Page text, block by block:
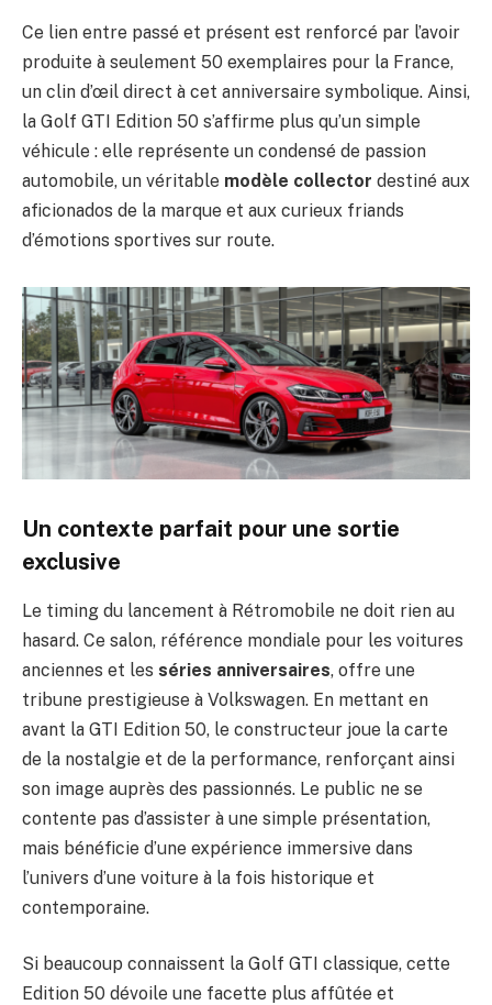
Ce lien entre passé et présent est renforcé par l’avoir
produite à seulement 50 exemplaires pour la France,
un clin d’œil direct à cet anniversaire symbolique. Ainsi,
la Golf GTI Edition 50 s’affirme plus qu’un simple
véhicule : elle représente un condensé de passion
automobile, un véritable modèle collector destiné aux
aficionados de la marque et aux curieux friands
d’émotions sportives sur route.
Un contexte parfait pour une sortie
exclusive
Le timing du lancement à Rétromobile ne doit rien au
hasard. Ce salon, référence mondiale pour les voitures
anciennes et les séries anniversaires, offre une
tribune prestigieuse à Volkswagen. En mettant en
avant la GTI Edition 50, le constructeur joue la carte
de la nostalgie et de la performance, renforçant ainsi
son image auprès des passionnés. Le public ne se
contente pas d’assister à une simple présentation,
mais bénéficie d’une expérience immersive dans
l’univers d’une voiture à la fois historique et
contemporaine.
Si beaucoup connaissent la Golf GTI classique, cette
Edition 50 dévoile une facette plus affûtée et